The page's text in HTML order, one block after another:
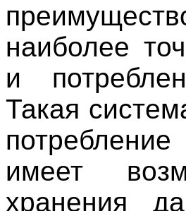
наиболее
и
Такая
имеет
хранения